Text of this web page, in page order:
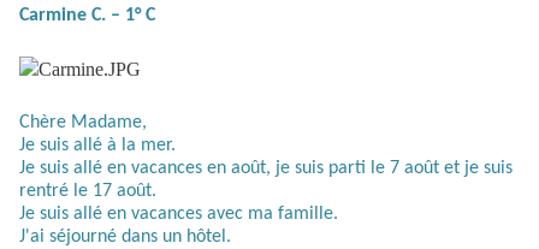
Carmine C. – 1° C
Chère Madame,
Je suis allé à la mer.
Je suis allé en vacances en août, je suis parti le 7 août et je suis
rentré le 17 août.
Je suis allé en vacances avec ma famille.
J'ai séjourné dans un hôtel.